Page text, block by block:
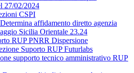
27/02/2024
CSPI
affidamento diretto agenzia
Sicilia Orientale 23.24
RUP PNRR Dispersione
Suporto RUP Futurlabs
supporto tecnico amministrativo RUP